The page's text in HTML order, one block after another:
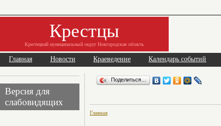
Крестцы
Крестецкий муниципальный округ Новгородская область
Главная Новости Краеведение Календарь событий
Версия для
слабовидящих
Поделиться…
Главная